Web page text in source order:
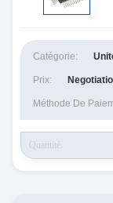
Catégorie:
Prix:
Méthode De